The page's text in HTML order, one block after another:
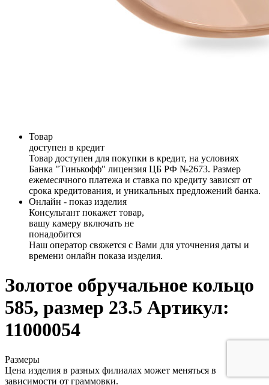
Товар
доступен в кредит
Товар доступен для покупки в кредит, на условиях
Банка "Тинькофф" лицензия ЦБ РФ №2673. Размер
ежемесячного платежа и ставка по кредиту зависят от
срока кредитования, и уникальных предложений банка.
Онлайн - показ изделия
Консультант покажет товар,
вашу камеру включать не
понадобится
Наш оператор свяжется с Вами для уточнения даты и
времени онлайн показа изделия.
Золотое обручальное кольцо
585, размер 23.5 Артикул:
11000054
Размеры
Цена изделия в разных филиалах может меняться в
зависимости от граммовки.